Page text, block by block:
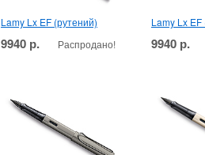
Lamy Lx EF (рутений)
9940 р. Распродано!
Lamy Lx
9940 р.